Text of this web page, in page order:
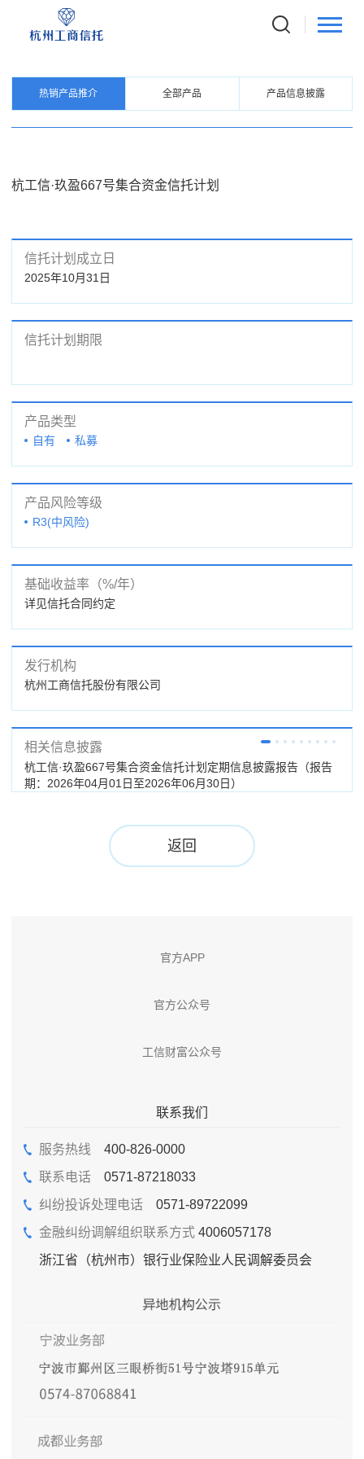
信托产品
热销产品推介 全部产品 产品信息披露
杭工信·玖盈667号集合资金信托计划
信托计划成立日
2025年10月31日
信托计划期限
产品类型
自有 私募
产品风险等级
R3(中风险)
基础收益率（%/年）
详见信托合同约定
发行机构
杭州工商信托股份有限公司
相关信息披露
杭工信·玖盈667号集合资金信托计划定期信息披露报告（报告
期：2026年04月01日至2026年06月30日）
返回
官方APP
官方公众号
工信财富公众号
联系我们
服务热线 400-826-0000
联系电话0571-87218033
纠纷投诉处理电话0571-89722099
金融纠纷调解组织联系方式4006057178
浙江省（杭州市）银行业保险业人民调解委员会